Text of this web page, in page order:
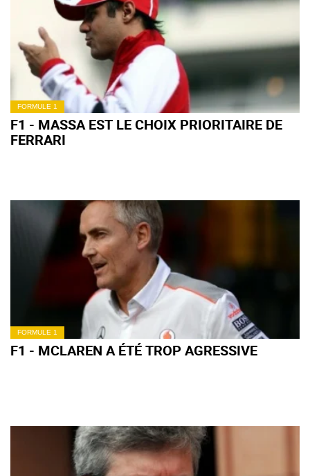
FORMULE 1
F1 - MASSA EST LE CHOIX PRIORITAIRE DE
FERRARI
FORMULE 1
F1 - MCLAREN A ÉTÉ TROP AGRESSIVE